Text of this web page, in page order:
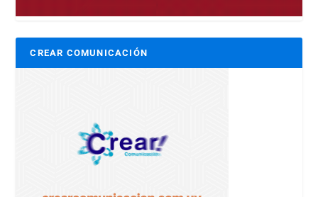
CREAR COMUNICACIÓN